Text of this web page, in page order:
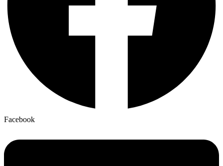
Facebook